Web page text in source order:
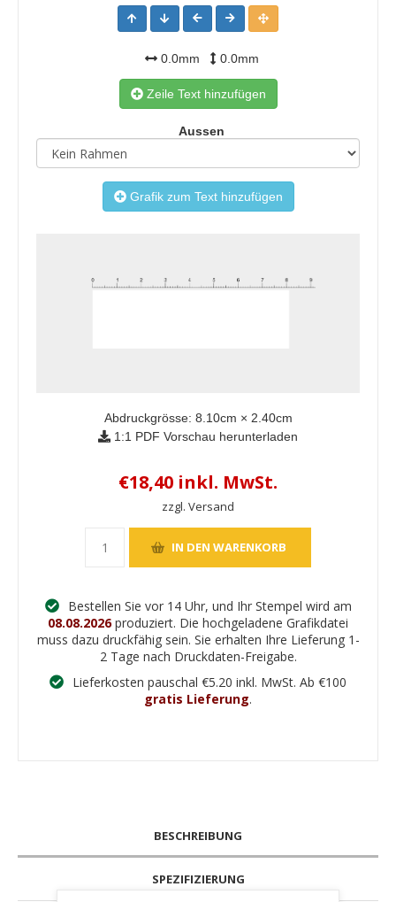
0.0mm 0.0mm
Zeile Text hinzufügen
Aussen
Grafik zum Text hinzufügen
Abdruckgrösse: 8.10cm × 2.40cm
1:1 PDF Vorschau herunterladen
€18,40 inkl. MwSt.
zzgl. Versand
Bestellen Sie vor 14 Uhr, und Ihr Stempel wird am
08.08.2026produziert. Die hochgeladene Grafikdatei
muss dazu druckfähig sein. Sie erhalten Ihre Lieferung 1-
2 Tage nach Druckdaten-Freigabe.
Lieferkosten pauschal €5.20 inkl. MwSt. Ab €100
gratis Lieferung.
BESCHREIBUNG
SPEZIFIZIERUNG